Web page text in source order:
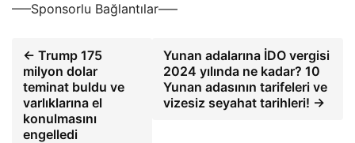
—–Sponsorlu Bağlantılar—–
← Trump 175
milyon dolar
teminat buldu ve
varlıklarına el
konulmasını
engelledi
Yunan adalarına İDO vergisi
2024 yılında ne kadar? 10
Yunan adasının tarifeleri ve
vizesiz seyahat tarihleri! →